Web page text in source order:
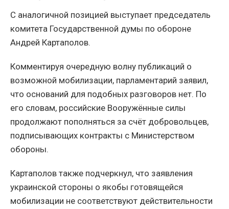
С аналогичной позицией выступает председатель
комитета Государственной думы по обороне
Андрей Картаполов.
Комментируя очередную волну публикаций о
возможной мобилизации, парламентарий заявил,
что оснований для подобных разговоров нет. По
его словам, российские Вооружённые силы
продолжают пополняться за счёт добровольцев,
подписывающих контракты с Министерством
обороны.
Картаполов также подчеркнул, что заявления
украинской стороны о якобы готовящейся
мобилизации не соответствуют действительности